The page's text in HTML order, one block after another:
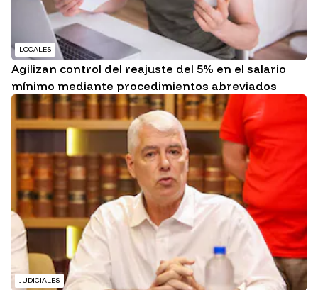
LOCALES
Agilizan control del reajuste del 5% en el salario
mínimo mediante procedimientos abreviados
JUDICIALES